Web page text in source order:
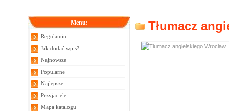
Menu:
Regulamin
Jak dodać wpis?
Najnowsze
Popularne
Najlepsze
Przyjaciele
Mapa katalogu
Tłumacz